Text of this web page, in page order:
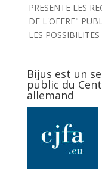
PRESENTE LES
DE L'OFFRE"
LES
Bijus est un
public du
allemand